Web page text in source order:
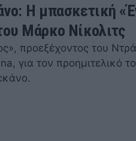
Η μπασκετική
Μάρκο Νίκολιτς
προεξέχοντος του
για τον προημιτελικό